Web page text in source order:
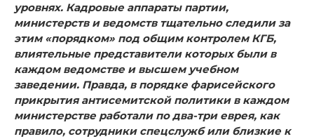
уровнях. Кад­ровые аппараты партии,
министерств и ведомств тщательно следили за
этим «порядком» под общим контролем КГБ,
влиятельные представители которых были в
каждом ведом­стве и высшем учебном
заведении. Правда, в порядке фари­сейского
прикрытия антисемитской политики в каждом
ми­нистерстве работали по два-три еврея, как
правило, сотруд­ники спецслужб или близкие к